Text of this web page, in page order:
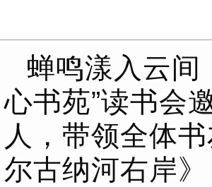
蝉鸣漾入云间
心书苑”读书会
人，带领全体
尔古纳河右岸》